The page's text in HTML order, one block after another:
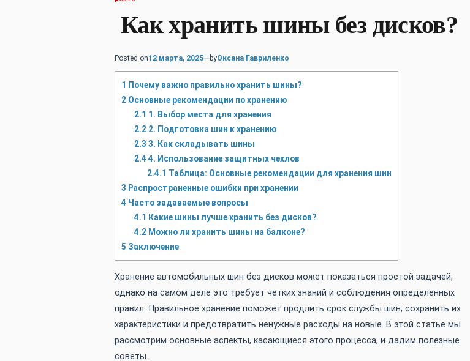
POSTED
Как хранить шины без дисков?
Posted on12 марта, 2025 byОксана Гавриленко
1 Почему важно правильно хранить шины?
2 Основные рекомендации по хранению
2.1 1. Выбор места для хранения
2.22. Подготовка шин к хранению
2.3 3. Как складывать шины
2.4 4. Использование защитных чехлов
2.4.1 Таблица: Основные рекомендации для хранения шин
3 Распространенные ошибки при хранении
4 Часто задаваемые вопросы
4.1 Какие шины лучше хранить без дисков?
4.2Можно ли хранить шины на балконе?
5 Заключение
Хранение автомобильных шин без дисков может показаться простой задачей,
однако на самом деле это требует четких знаний и соблюдения определенных
правил. Правильное хранение поможет продлить срок службы шин, сохранить их
характеристики и предотвратить ненужные расходы на новые. В этой статье мы
рассмотрим основные аспекты, касающиеся этого процесса, и дадим полезные
советы.